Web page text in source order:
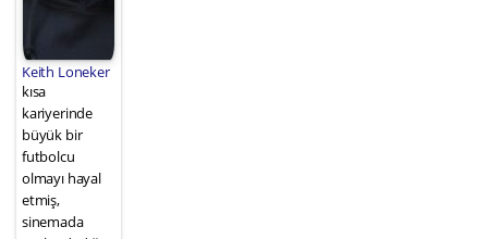
Keith Loneker
kısa
kariyerinde
büyük bir
futbolcu
olmayı hayal
etmiş,
sinemada